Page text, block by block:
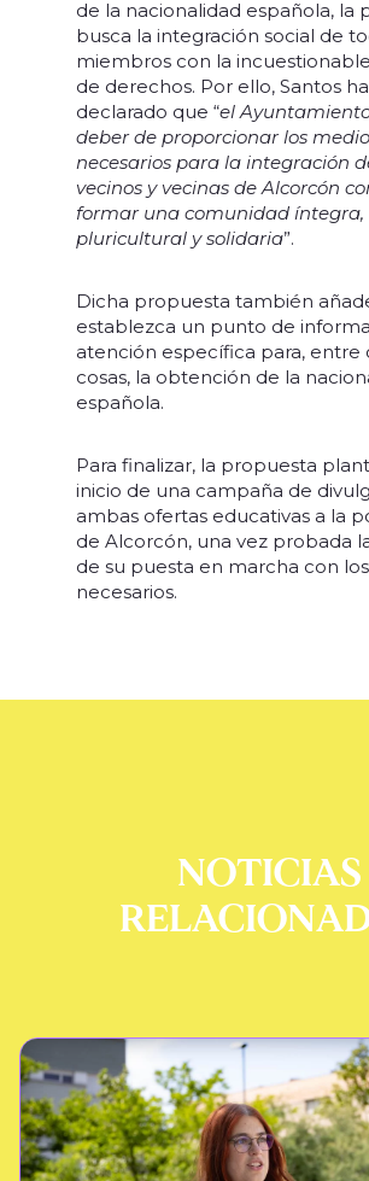
de la nacionalidad española, la
busca la integración social de
miembros con la
de derechos. Por ello, Santos ha
declarado que “el
deber de proporcionar los
necesarios para la integración
vecinos y vecinas de Alcorcón
formar una comunidad íntegra,
pluricultural y solidaria”.
Dicha propuesta también
establezca un punto de
atención específica para, entre
cosas, la obtención de la
española.
Para finalizar, la propuesta
inicio de una campaña de
ambas ofertas educativas a la
de Alcorcón, una vez probada
de su puesta en marcha con
necesarios.
NOTICIAS